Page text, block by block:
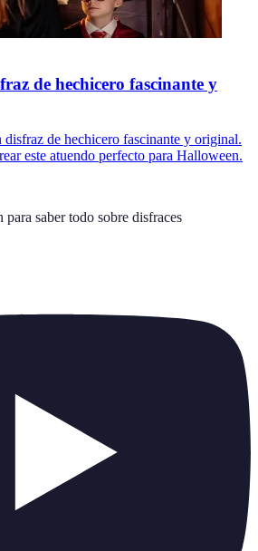
de hechicero fascinante y
disfraz de hechicero fascinante y original.
este atuendo perfecto para Halloween.
saber todo sobre disfraces